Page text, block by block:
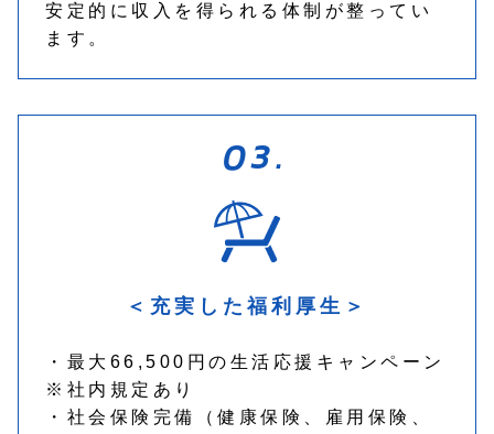
安定的に収入を得られる体制が整ってい
ます。
＜充実した福利厚生＞
・最大66,500円の生活応援キャンペーン
※社内規定あり
・社会保険完備（健康保険、雇用保険、